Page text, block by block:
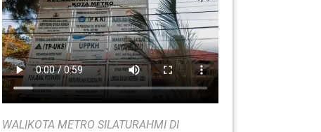
WALIKOTA METRO SILATURAHMI DI